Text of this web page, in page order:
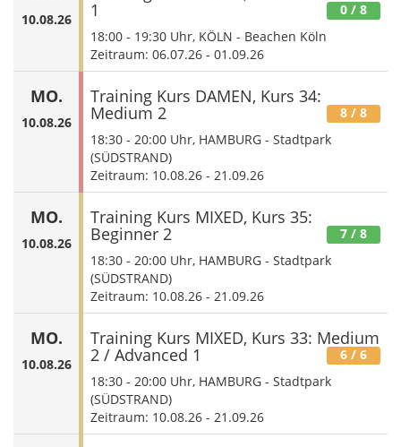
10.08.26 1 0 / 8
18:00 - 19:30 Uhr, KÖLN - Beachen Köln
Zeitraum: 06.07.26 - 01.09.26
MO.
10.08.26
Training Kurs DAMEN, Kurs 34:
Medium 2 8 / 8
18:30 - 20:00 Uhr, HAMBURG - Stadtpark
(SÜDSTRAND)
Zeitraum: 10.08.26 - 21.09.26
MO.
10.08.26
Training Kurs MIXED, Kurs 35:
Beginner 2 7 / 8
18:30 - 20:00 Uhr, HAMBURG - Stadtpark
(SÜDSTRAND)
Zeitraum: 10.08.26 - 21.09.26
MO.
10.08.26
Training Kurs MIXED, Kurs 33: Medium
2 / Advanced 1 6 / 6
18:30 - 20:00 Uhr, HAMBURG - Stadtpark
(SÜDSTRAND)
Zeitraum: 10.08.26 - 21.09.26